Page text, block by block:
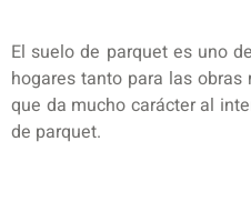
El suelo de parquet es uno
hogares tanto para las
que da mucho carácter al
de parquet.